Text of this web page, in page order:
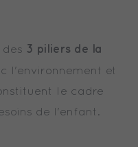
3 piliers de la
l'environnement et
le cadre
de l'enfant.